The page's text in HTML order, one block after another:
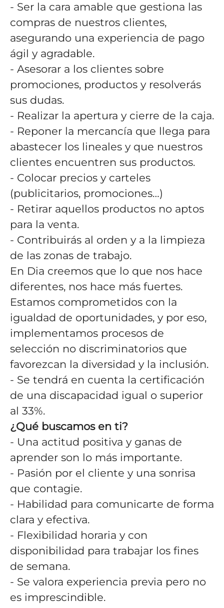
- Ser la cara amable que gestiona las
compras de nuestros clientes,
asegurando una experiencia de pago
ágil y agradable.
- Asesorar a los clientes sobre
promociones, productos y resolverás
sus dudas.
- Realizar la apertura y cierre de la caja.
- Reponer la mercancía que llega para
abastecer los lineales y que nuestros
clientes encuentren sus productos.
- Colocar precios y carteles
(publicitarios, promociones…)
- Retirar aquellos productos no aptos
para la venta.
- Contribuirás al orden y a la limpieza
de las zonas de trabajo.
En Dia creemos que lo que nos hace
diferentes, nos hace más fuertes.
Estamos comprometidos con la
igualdad de oportunidades, y por eso,
implementamos procesos de
selección no discriminatorios que
favorezcan la diversidad y la inclusión.
- Se tendrá en cuenta la certificación
de una discapacidad igual o superior
al 33%.
¿Qué buscamos en ti?
- Una actitud positiva y ganas de
aprender son lo más importante.
- Pasión por el cliente y una sonrisa
que contagie.
- Habilidad para comunicarte de forma
clara y efectiva.
- Flexibilidad horaria y con
disponibilidad para trabajar los fines
de semana.
- Se valora experiencia previa pero no
es imprescindible.